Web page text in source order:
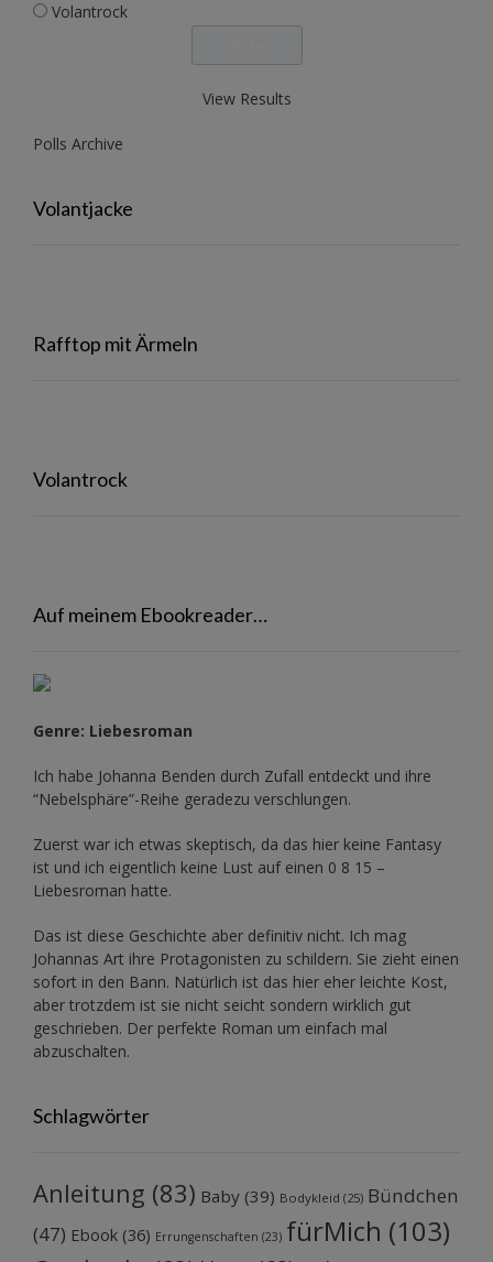
Volantrock
View Results
Polls Archive
Volantjacke
Rafftop mit Ärmeln
Volantrock
Auf meinem Ebookreader…
Genre: Liebesroman
Ich habe Johanna Benden durch Zufall entdeckt und ihre
“Nebelsphäre”-Reihe geradezu verschlungen.
Zuerst war ich etwas skeptisch, da das hier keine Fantasy
ist und ich eigentlich keine Lust auf einen 0 8 15 –
Liebesroman hatte.
Das ist diese Geschichte aber definitiv nicht. Ich mag
Johannas Art ihre Protagonisten zu schildern. Sie zieht einen
sofort in den Bann. Natürlich ist das hier eher leichte Kost,
aber trotzdem ist sie nicht seicht sondern wirklich gut
geschrieben. Der perfekte Roman um einfach mal
abzuschalten.
Schlagwörter
Anleitung (83) Baby (39) Bodykleid (25) Bündchen
(47) Ebook (36) Errungenschaften (23) fürMich (103)